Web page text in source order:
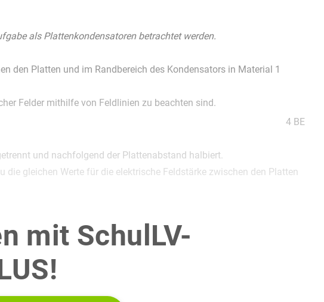
als Plattenkondensatoren betrachtet werden.
den Platten und im Randbereich des Kondensators in Material 1
Felder mithilfe von Feldlinien zu beachten sind.
4 BE
und nachfolgend der Plattenabstand halbiert.
die gleichen Werte für die elektrische Feldstärke zwischen den Platten
Ladungsmenge und angelegter Spannung bei zwei
mit SchulLV-